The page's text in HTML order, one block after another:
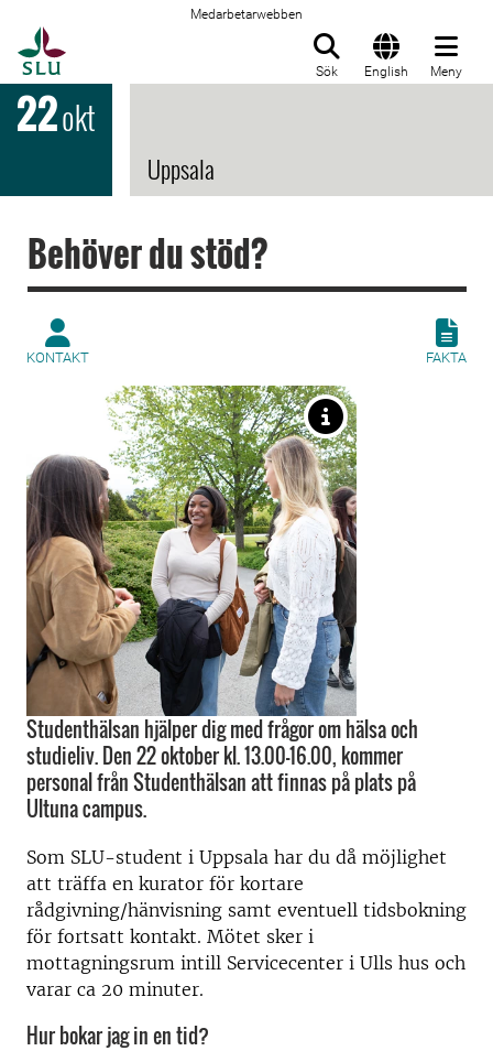
Medarbetarwebben
Sök English Meny
22okt
Uppsala
Behöver du stöd?
KONTAKT FAKTA
Studenthälsan hjälper dig med frågor om hälsa och
studieliv. Den 22 oktober kl. 13.00-16.00, kommer
personal från Studenthälsan att finnas på plats på
Ultuna campus.
Som SLU-student i Uppsala har du då möjlighet
att träffa en kurator för kortare
rådgivning/hänvisning samt eventuell tidsbokning
för fortsatt kontakt. Mötet sker i
mottagningsrum intill Servicecenter i Ulls hus och
varar ca 20 minuter.
Hur bokar jag in en tid?